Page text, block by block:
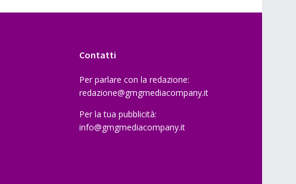
Contatti
Per parlare con la redazione:
redazione@gmgmediacompany.it
Per la tua pubblicità:
info@gmgmediacompany.it